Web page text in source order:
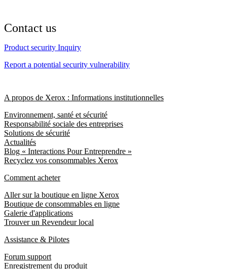
Contact us
Product security Inquiry
Report a potential security vulnerability
A propos de Xerox : Informations institutionnelles
Environnement, santé et sécurité
Responsabilité sociale des entreprises
Solutions de sécurité
Actualités
Blog « Interactions Pour Entreprendre »
Recyclez vos consommables Xerox
Comment acheter
Aller sur la boutique en ligne Xerox
Boutique de consommables en ligne
Galerie d'applications
Trouver un Revendeur local
Assistance & Pilotes
Forum support
Enregistrement du produit